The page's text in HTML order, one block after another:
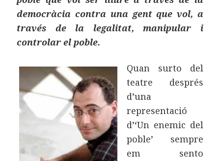
democràcia contra una gent que vol, a
través de la legalitat, manipular i
controlar el poble.
Quan surto del
teatre després
d’una
representació
d’‘Un enemic del
poble’ sempre
em sento